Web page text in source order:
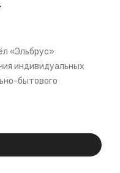
«Эльбрус»
индивидуальных
бытового